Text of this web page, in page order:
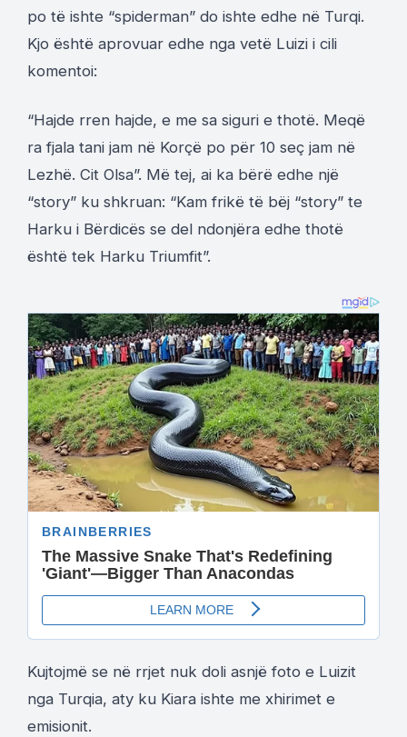
po të ishte “spiderman” do ishte edhe në Turqi.
Kjo është aprovuar edhe nga vetë Luizi i cili
komentoi:
“Hajde rren hajde, e me sa siguri e thotë. Meqë
ra fjala tani jam në Korçë po për 10 seç jam në
Lezhë. Cit Olsa”. Më tej, ai ka bërë edhe një
“story” ku shkruan: “Kam frikë të bëj “story” te
Harku i Bërdicës se del ndonjëra edhe thotë
është tek Harku Triumfit”.
Kujtojmë se në rrjet nuk doli asnjë foto e Luizit
nga Turqia, aty ku Kiara ishte me xhirimet e
emisionit.